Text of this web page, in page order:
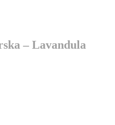
– Lavandula